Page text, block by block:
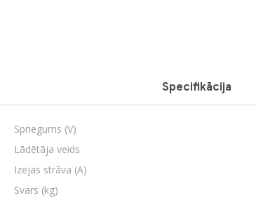
Specifikācija
Spriegums (V)
Lādētāja veids
Izejas strāva (A)
Svars (kg)